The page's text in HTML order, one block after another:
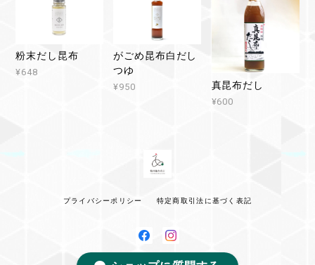
粉末だし昆布
¥648
がごめ昆布白だし
つゆ
¥950 真昆布だし
¥600
プライバシーポリシー 特定商取引法に基づく表記